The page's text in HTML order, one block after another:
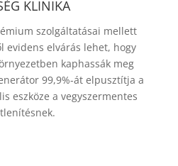
KLINIKA
szolgáltatásai mellett
evidens elvárás lehet, hogy
kaphassák meg
99,9%-át elpusztítja a
eszköze a vegyszermentes